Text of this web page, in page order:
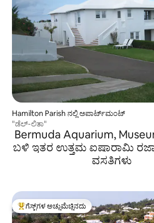
Hamilton Parish ನಲ್ಲಿ ಅಪಾರ್ಟ್‌ಮಂಟ್
"ಡೆಲ್-ಲಿತಾ"
Bermuda Aquarium,
ಬಳಿ ಇತರ ಉತ್ತಮ ಐಷಾರಾಮಿ
ವಸತಿಗಳು
ಗೆಸ್ಟ್‌ಗಳಿಗೆ ಅತಿ ಹೆಚ್ಚು ಅಚ್ಚುಮೆಚ್ಚಿನದು
ಗೆಸ್ಟ್‌ಗಳ ಅಚ್ಚುಮೆಚ್ಚಿನದು